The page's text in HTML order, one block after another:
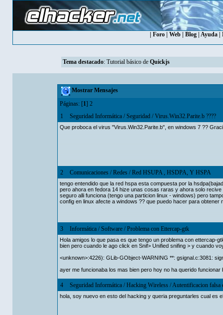
Foro Web Blog Ayuda
Tema destacado: Tutorial básico de Quickjs
Mostrar Mensajes
Páginas: [1] 2
1
Seguridad Informática/Seguridad/Virus.Win32.Parite.b ????
Que proboca el virus "Virus.Win32.Parite.b", en windows 7 ??
2 Comunicaciones/Redes/Red HSUPA , HSDPA, Y HSPA
tengo entendido que la red hspa esta compuesta por la
pero ahora en fedora 14 hize unas cosas raras y ahora solo
seguro alli funciona (tengo una particion linux - windows) pero
config en linux afecte a windows ?? que puedo hacer para obtener
3 Informática/Software/Problema con Ettercap-gtk
Hola amigos lo que pasa es que tengo un problema con ettercap-
bien pero cuando le ago click en Snif> Unified snifing > y cuando
<unknown>:4226): GLib-GObject-WARNING **: gsignal.c:3081:
ayer me funcionaba los mas bien pero hoy no ha querido funcionar
4 Seguridad Informática/Hacking Wireless/Autentificacion falsa
hola, soy nuevo en esto del hacking y queria preguntarles cual es